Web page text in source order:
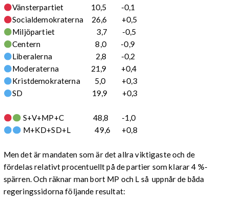
Vänsterpartiet 10,5 -0,1
Socialdemokraterna 26,6 +0,5
Miljöpartiet 3,7 -0,5
Centern 8,0 -0,9
Liberalerna 2,8 -0,2
Moderaterna 21,9 +0,4
Kristdemokraterna 5,0 +0,3
SD 19,9 +0,3
S+V+MP+C 48,8 -1,0
M+KD+SD+L 49,6 +0,8
Men det är mandaten som är det allra viktigaste och de
fördelas relativt procentuellt på de partier som klarar 4 %-
spärren. Och räknar man bort MP och L så uppnår de båda
regeringssidorna följande resultat: